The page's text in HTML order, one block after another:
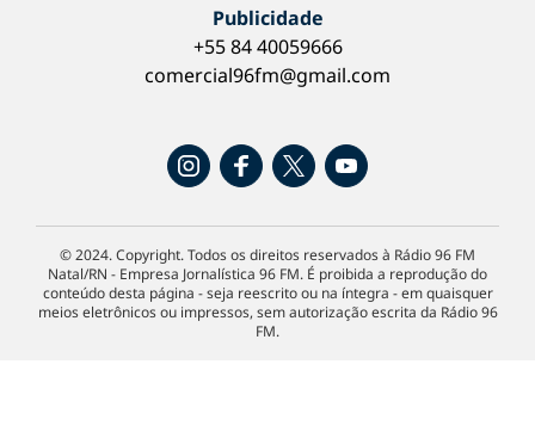
Publicidade
+55 84 40059666
comercial96fm@gmail.com
© 2024. Copyright. Todos os direitos reservados à Rádio 96 FM
Natal/RN - Empresa Jornalística 96 FM. É proibida a reprodução do
conteúdo desta página - seja reescrito ou na íntegra - em quaisquer
meios eletrônicos ou impressos, sem autorização escrita da Rádio 96
FM.